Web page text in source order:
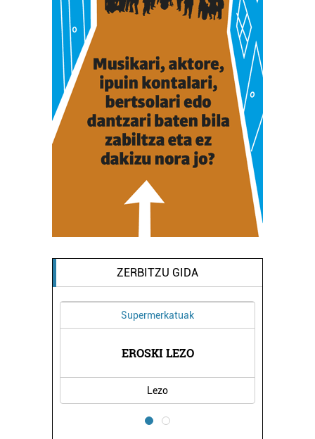
ZERBITZU GIDA
Supermerkatuak
EROSKI LEZO